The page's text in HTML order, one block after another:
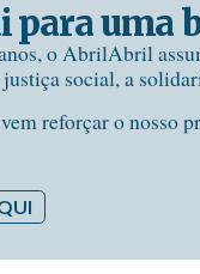
para uma
o AbrilAbril
social, a
reforçar o nosso